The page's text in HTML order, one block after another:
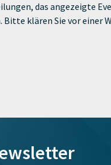
das angezeigte
klären Sie vor einer